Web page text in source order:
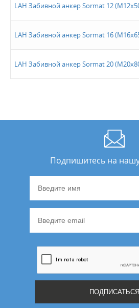
LAH Забивной анкер Sormat 12
LAH Забивной анкер Sormat 16
LAH Забивной анкер Sormat 20
Подпишитесь на